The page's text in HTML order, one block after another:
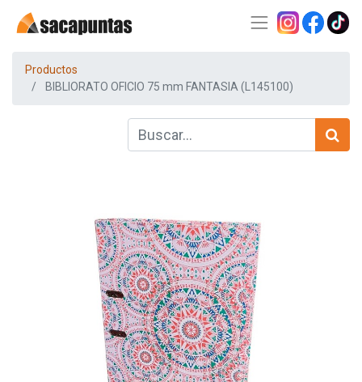
Productos
BIBLIORATO OFICIO 75 mm FANTASIA (L145100)